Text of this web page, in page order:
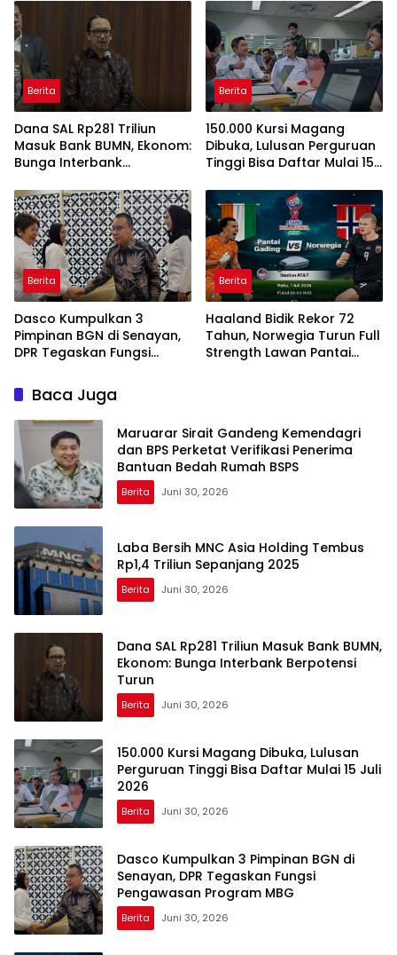
Rumah BSPS
Berita
Dana SAL Rp281 Triliun
Masuk Bank BUMN, Ekonom:
Bunga Interbank
Berita
150.000 Kursi Magang
Dibuka, Lulusan Perguruan
Tinggi Bisa Daftar Mulai 15
Berita
Dasco Kumpulkan 3
Pimpinan BGN di Senayan,
DPR Tegaskan Fungsi
Berita
Haaland Bidik Rekor 72
Tahun, Norwegia Turun Full
Strength Lawan Pantai
Baca Juga
Maruarar Sirait Gandeng Kemendagri
dan BPS Perketat Verifikasi Penerima
Bantuan Bedah Rumah BSPS
Berita Juni 30, 2026
Laba Bersih MNC Asia Holding Tembus
Rp1,4 Triliun Sepanjang 2025
Berita Juni 30, 2026
Dana SAL Rp281 Triliun Masuk Bank BUMN,
Ekonom: Bunga Interbank Berpotensi
Turun
Berita Juni 30, 2026
150.000 Kursi Magang Dibuka, Lulusan
Perguruan Tinggi Bisa Daftar Mulai 15 Juli
2026
Berita Juni 30, 2026
Dasco Kumpulkan 3 Pimpinan BGN di
Senayan, DPR Tegaskan Fungsi
Pengawasan Program MBG
Berita Juni 30, 2026